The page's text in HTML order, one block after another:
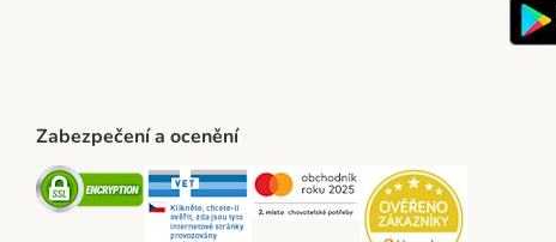
Zabezpečení a ocenění
Security Security Security